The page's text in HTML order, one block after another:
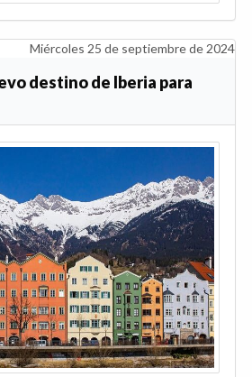
Miércoles 25 de septiembre de 2024
destino de Iberia para